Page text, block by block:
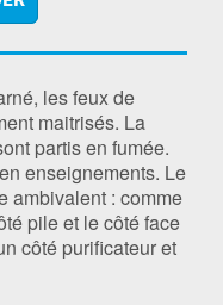
les feux de
maitrisés. La
partis en fumée.
enseignements. Le
ambivalent : comme
pile et le côté face
côté purificateur et